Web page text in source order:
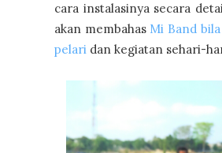
cara instalasinya secara
akan membahas Mi Band
pelari dan kegiatan sehari-